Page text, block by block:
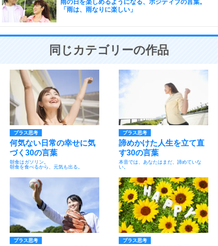
雨の日を楽しめるようになる、ポジティブの言葉。
「雨は、雨なりに楽しい」
同じカテゴリーの作品
プラス思考
何気ない日常の幸せに気
づく30の言葉
朝食はガソリン。
朝食を食べるから、元気も出る。
プラス思考
諦めかけた人生を立て直
す30の言葉
本音では、あなたはまだ、諦めていな
い。
プラス思考 プラス思考